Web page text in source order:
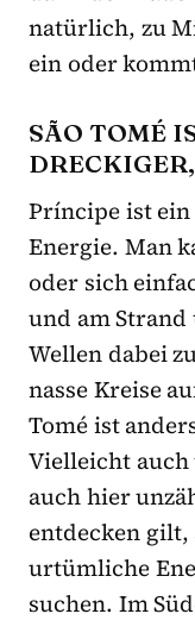
natürlich, zu
ein oder
SÃO TOMÉ
Príncipe ist
Energie. Man
oder sich
und am
Wellen dabei
nasse Kreise
Tomé ist
Vielleicht
auch hier
entdecken gilt,
urtümliche
suchen. Im